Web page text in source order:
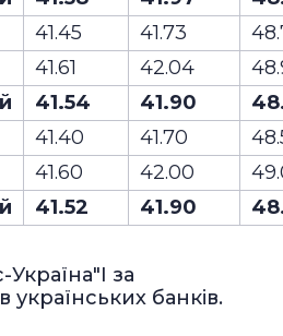
41.45 41.73
41.61 42.04
41.54 41.90
41.40 41.70
41.60 42.00
41.52 41.90
за
українських банків.